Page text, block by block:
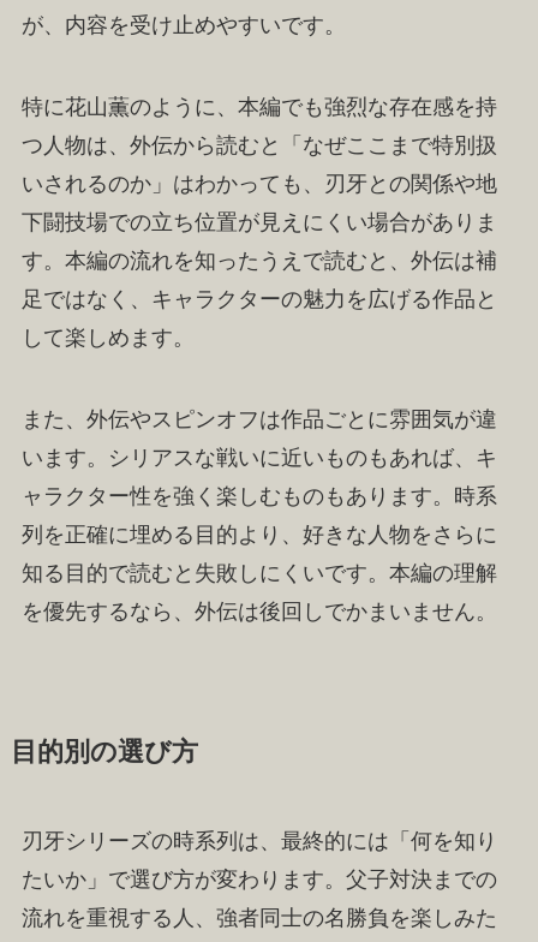
が、内容を受け止めやすいです。
特に花山薫のように、本編でも強烈な存在感を持
つ人物は、外伝から読むと「なぜここまで特別扱
いされるのか」はわかっても、刃牙との関係や地
下闘技場での立ち位置が見えにくい場合がありま
す。本編の流れを知ったうえで読むと、外伝は補
足ではなく、キャラクターの魅力を広げる作品と
して楽しめます。
また、外伝やスピンオフは作品ごとに雰囲気が違
います。シリアスな戦いに近いものもあれば、キ
ャラクター性を強く楽しむものもあります。時系
列を正確に埋める目的より、好きな人物をさらに
知る目的で読むと失敗しにくいです。本編の理解
を優先するなら、外伝は後回しでかまいません。
目的別の選び方
刃牙シリーズの時系列は、最終的には「何を知り
たいか」で選び方が変わります。父子対決までの
流れを重視する人、強者同士の名勝負を楽しみた